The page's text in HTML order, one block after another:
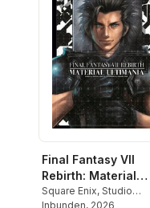
Final Fantasy VII
Rebirth: Material
Ultimania
Square Enix, Studio
BentStuff, Digital Hearts
Inbunden, 2026